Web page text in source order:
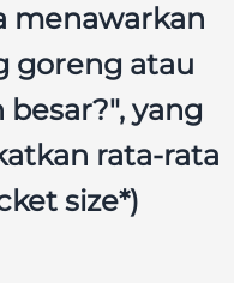
menawarkan
goreng atau
yang
rata-rata
size*)